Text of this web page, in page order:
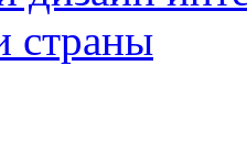
страны